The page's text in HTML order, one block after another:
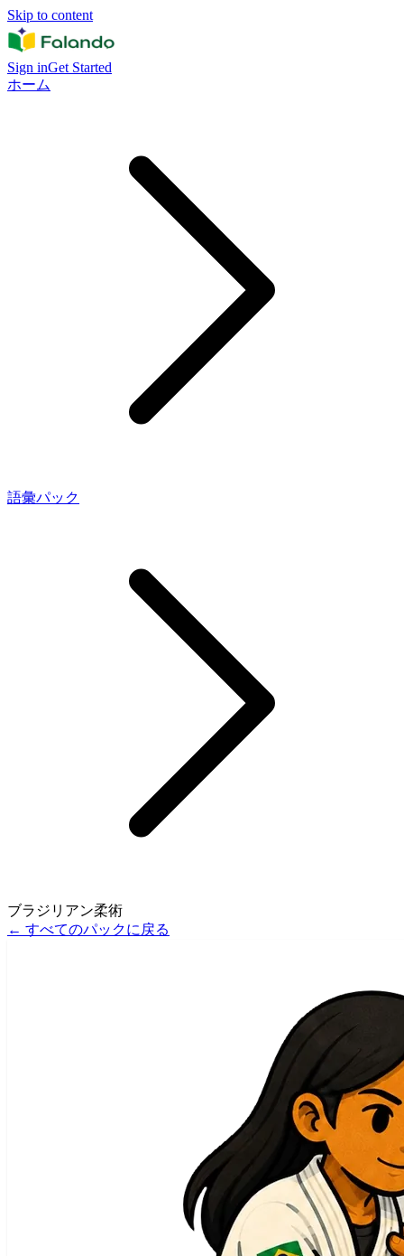
Skip to content
Sign inGet Started
ホーム
語彙パック
ブラジリアン柔術
← すべてのパックに戻る